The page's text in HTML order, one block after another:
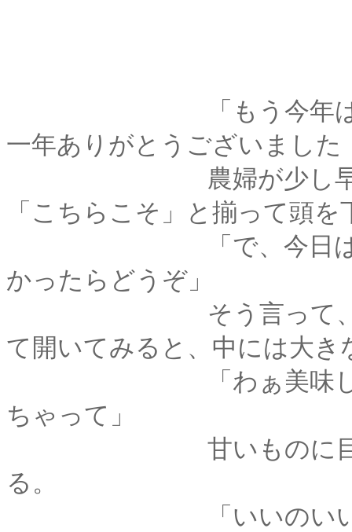
「もう今年は今日が
一年ありがとうございました
農婦が少し早めの暮
「こちらこそ」と揃って頭を
「で、今日はお得意
かったらどうぞ」
そう言って、小さな
て開いてみると、中には大
「わぁ美味しそう
ちゃって」
甘いものに目がない
る。
「いいのいいの、あ